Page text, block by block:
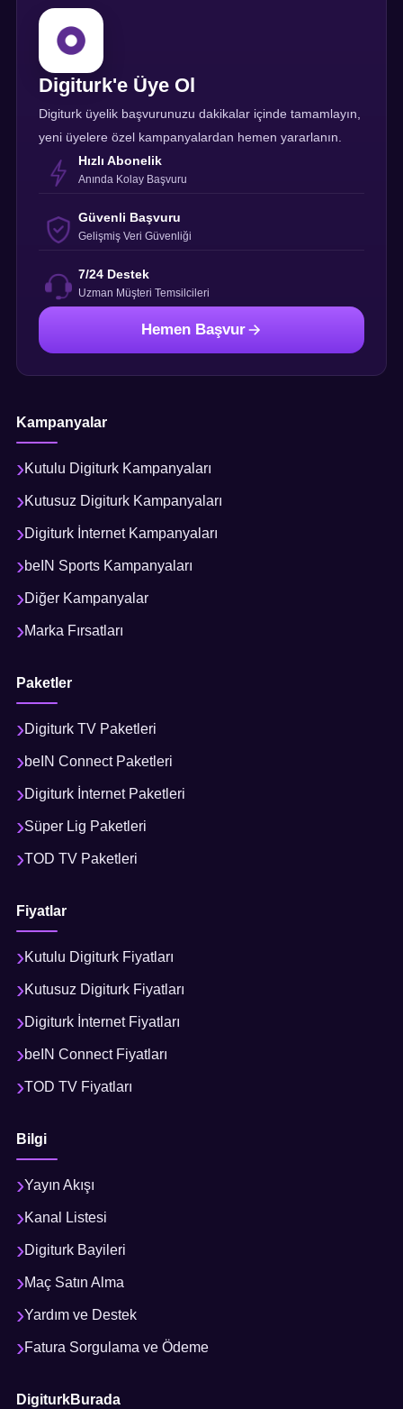
Digiturk'e Üye Ol
Digiturk üyelik başvurunuzu dakikalar içinde tamamlayın,
yeni üyelere özel kampanyalardan hemen yararlanın.
Hızlı Abonelik
Anında Kolay Başvuru
Güvenli Başvuru
Gelişmiş Veri Güvenliği
7/24 Destek
Uzman Müşteri Temsilcileri
Hemen Başvur
Kampanyalar
Kutulu Digiturk Kampanyaları
Kutusuz Digiturk Kampanyaları
Digiturk İnternet Kampanyaları
beIN Sports Kampanyaları
Diğer Kampanyalar
Marka Fırsatları
Paketler
Digiturk TV Paketleri
beIN Connect Paketleri
Digiturk İnternet Paketleri
Süper Lig Paketleri
TOD TV Paketleri
Fiyatlar
Kutulu Digiturk Fiyatları
Kutusuz Digiturk Fiyatları
Digiturk İnternet Fiyatları
beIN Connect Fiyatları
TOD TV Fiyatları
Bilgi
Yayın Akışı
Kanal Listesi
Digiturk Bayileri
Maç Satın Alma
Yardım ve Destek
Fatura Sorgulama ve Ödeme
DigiturkBurada